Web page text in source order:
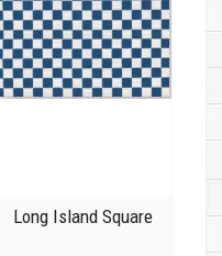
Long Island Square